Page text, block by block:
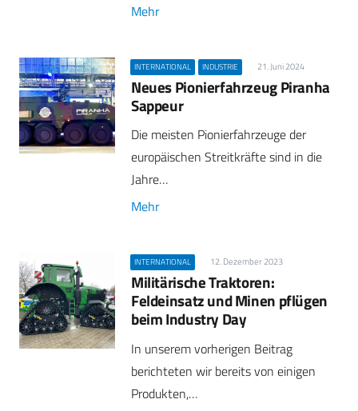
Mehr
INTERNATIONAL INDUSTRIE 21. Juni 2024
Neues Pionierfahrzeug Piranha
Sappeur
Die meisten Pionierfahrzeuge der
europäischen Streitkräfte sind in die
Jahre…
Mehr
INTERNATIONAL 12. Dezember 2023
Militärische Traktoren:
Feldeinsatz und Minen pflügen
beim Industry Day
In unserem vorherigen Beitrag
berichteten wir bereits von einigen
Produkten,…